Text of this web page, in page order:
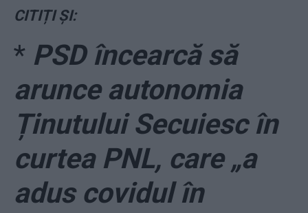
CITIȚI ȘI:
* PSD încearcă să
arunce autonomia
Ținutului Secuiesc în
curtea PNL, care „a
adus covidul în